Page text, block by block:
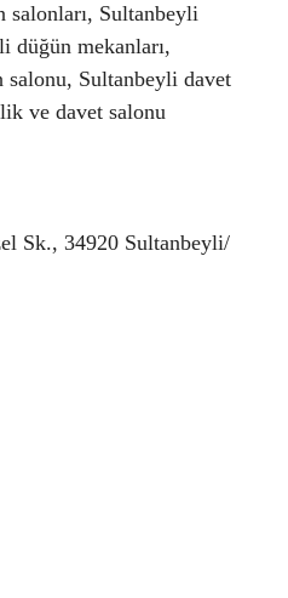
salonları, Sultanbeyli
düğün mekanları,
salonu, Sultanbeyli davet
ve davet salonu
Sk., 34920 Sultanbeyli/